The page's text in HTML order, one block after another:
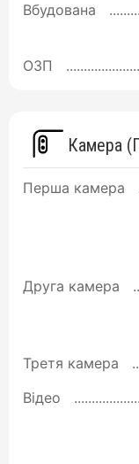
Вбудована
ОЗП
Камера
Перша камера
Друга камера
Третя камера
Відео